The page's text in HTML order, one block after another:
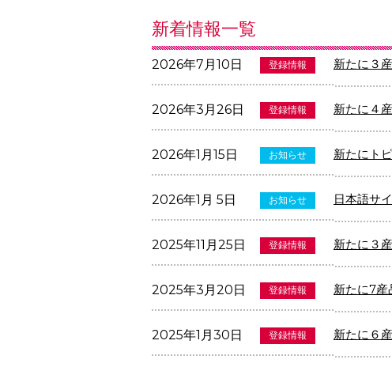
新着情報一覧
2026年7月10日 登録情報 新たに３
2026年3月26日 登録情報 新たに４
2026年1月15日 お知らせ 新たにト
2026年1月 5日 お知らせ 日本語サ
2025年11月25日 登録情報 新たに３
2025年3月20日 登録情報 新たに7産
2025年1月30日 登録情報 新たに６